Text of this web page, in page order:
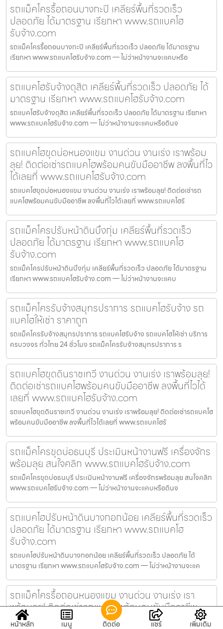
รถแม็คโครรื้อถอนบางกะปิ เคลียร์พื้นที่รวดเร็ว
ปลอดภัย ได้มาตรฐาน เรียกหา www.รถแบคโฮ
รับจ้าง.com
รถแม็คโครรื้อถอนบางกะปิ เคลียร์พื้นที่รวดเร็ว ปลอดภัย ได้มาตรฐาน
เรียกหา www.รถแบคโฮรับจ้าง.com — ไม่ว่าหน้างานจะแคบหรือ
รถแบคโฮรับจ้างดุสิต เคลียร์พื้นที่รวดเร็ว ปลอดภัย ได้
มาตรฐาน เรียกหา www.รถแบคโฮรับจ้าง.com
รถแบคโฮรับจ้างดุสิต เคลียร์พื้นที่รวดเร็ว ปลอดภัย ได้มาตรฐาน เรียกหา
www.รถแบคโฮรับจ้าง.com — ไม่ว่าหน้างานจะแคบหรือดินจ
รถแบคโฮขุดบ่อหนองแขม งานด่วน งานเร่ง เราพร้อม
ลุย! ติดต่อเช่ารถแบคโฮพร้อมคนขับมืออาชีพ ลงพื้นที่ไว
ได้เลยที่ www.รถแบคโฮรับจ้าง.com
รถแบคโฮขุดบ่อหนองแขม งานด่วน งานเร่ง เราพร้อมลุย! ติดต่อเช่ารถ
แบคโฮพร้อมคนขับมืออาชีพ ลงพื้นที่ไวได้เลยที่ www.รถแบคโฮรั
รถแม็คโครปรับหน้าดินบึงกุ่ม เคลียร์พื้นที่รวดเร็ว
ปลอดภัย ได้มาตรฐาน เรียกหา www.รถแบคโฮ
รับจ้าง.com
รถแม็คโครปรับหน้าดินบึงกุ่ม เคลียร์พื้นที่รวดเร็ว ปลอดภัย ได้มาตรฐาน
เรียกหา www.รถแบคโฮรับจ้าง.com — ไม่ว่าหน้างานจะแคบ
รถแม็คโครรับจ้างสมุทรปราการ รถแบคโฮรับจ้าง รถ
แบคโฮให้เช่า ราคาถูก
รถแม็คโครรับจ้างสมุทรปราการ รถแบคโฮรับจ้าง รถแบคโฮให้เช่า บริการ
ครบวงจร ทั่วไทย 24 ชั่วโมง รถแม็คโครรับจ้างสมุทรปราการ ร
รถแบคโฮขุดดินราชเทวี งานด่วน งานเร่ง เราพร้อมลุย!
ติดต่อเช่ารถแบคโฮพร้อมคนขับมืออาชีพ ลงพื้นที่ไวได้
เลยที่ www.รถแบคโฮรับจ้าง.com
รถแบคโฮขุดดินราชเทวี งานด่วน งานเร่ง เราพร้อมลุย! ติดต่อเช่ารถแบคโฮ
พร้อมคนขับมืออาชีพ ลงพื้นที่ไวได้เลยที่ www.รถแบคโฮรั
รถแม็คโครขุดบ่อธนบุรี ประเมินหน้างานฟรี เครื่องจักร
พร้อมลุย สนใจคลิก www.รถแบคโฮรับจ้าง.com
รถแม็คโครขุดบ่อธนบุรี ประเมินหน้างานฟรี เครื่องจักรพร้อมลุย สนใจคลิก
www.รถแบคโฮรับจ้าง.com — ไม่ว่าหน้างานจะแคบหรือดินจ
รถแบคโฮปรับหน้าดินบางกอกน้อย เคลียร์พื้นที่รวดเร็ว
ปลอดภัย ได้มาตรฐาน เรียกหา www.รถแบคโฮ
รับจ้าง.com
รถแบคโฮปรับหน้าดินบางกอกน้อย เคลียร์พื้นที่รวดเร็ว ปลอดภัย ได้
มาตรฐาน เรียกหา www.รถแบคโฮรับจ้าง.com — ไม่ว่าหน้างานจะแค
รถแม็คโครรื้อถอนหนองแขม งานด่วน งานเร่ง เรา
พร้อมลุย! ติดต่อเช่ารถแบคโฮพร้อมคนขับมืออาชีพ
ลงพื้นที่ไวได้เลยที่ www.รถแบคโฮรับจ้าง.com
หน้าหลัก เมนู ติดต่อ แชร์ เพิ่มเติม